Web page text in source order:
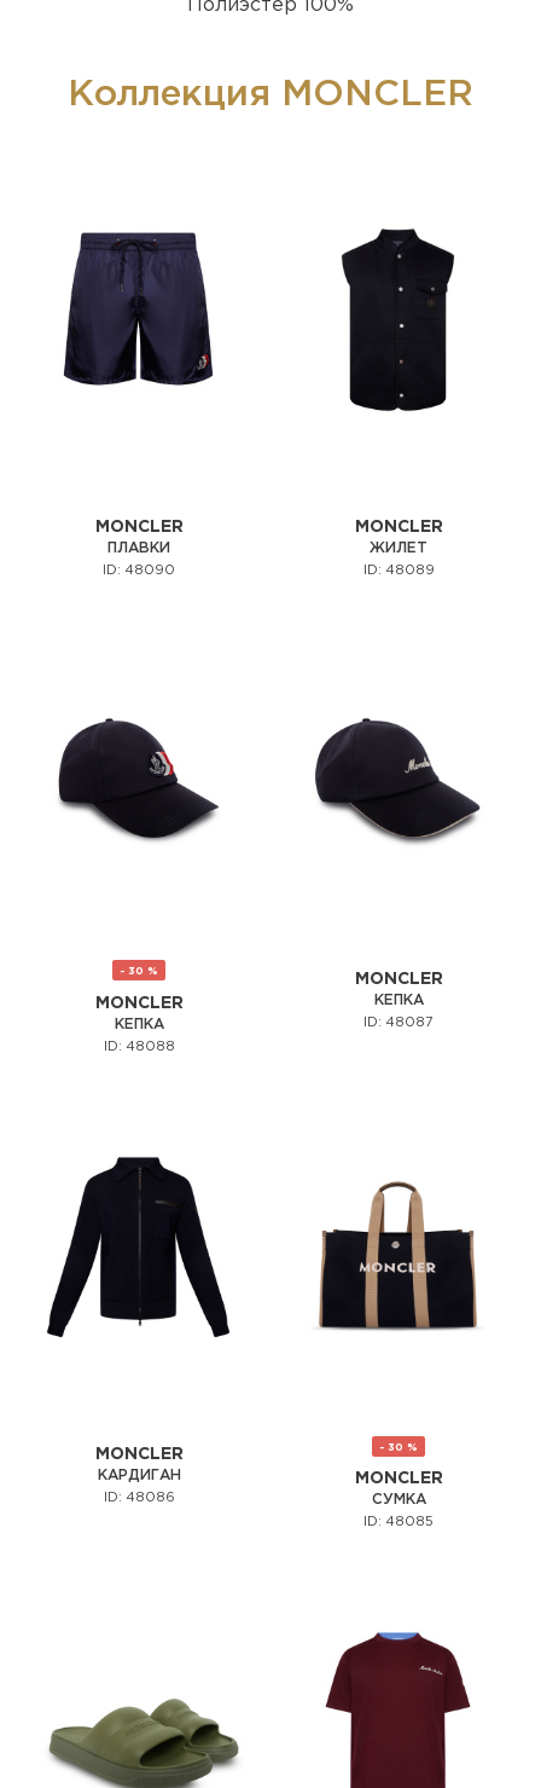
Полиэстер 100%
Коллекция MONCLER
MONCLER
ПЛАВКИ
ID: 48090
MONCLER
ЖИЛЕТ
ID: 48089
- 30 %
MONCLER
КЕПКА
ID: 48088
MONCLER
КЕПКА
ID: 48087
MONCLER
КАРДИГАН
ID: 48086
- 30 %
MONCLER
СУМКА
ID: 48085